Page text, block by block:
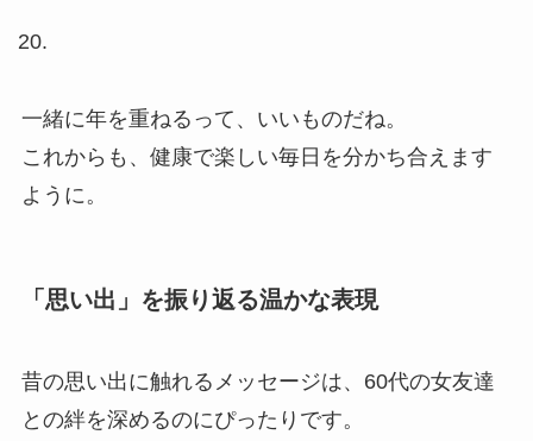
一緒に年を重ねるって、いいものだね。
これからも、健康で楽しい毎日を分かち合えます
ように。
「思い出」を振り返る温かな表現
昔の思い出に触れるメッセージは、60代の女友達
との絆を深めるのにぴったりです。